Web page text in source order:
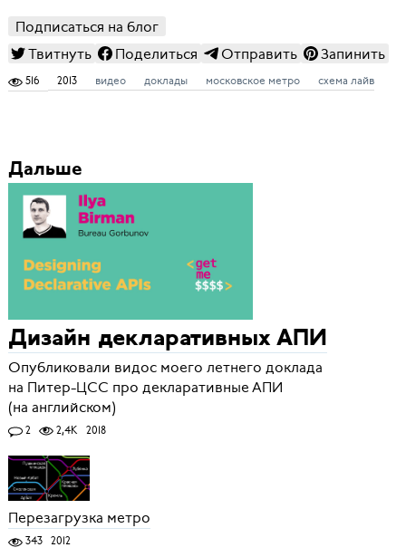
Подписаться на блог
Твитнуть
Поделиться Отправить Запинить
516 2013 видео доклады московское метро схема лайв
Дальше
Дизайн декларативных АПИ
Опубликовали видос моего летнего доклада
на Питер-ЦСС про декларативные АПИ
(на английском)
2 2,4K 2018
Перезагрузка метро
343 2012